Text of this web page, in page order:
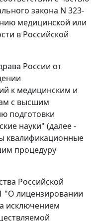
закона N 323-
медицинской или
в Российской
России от
к медицинским и
с высшим
подготовки
науки" (далее -
квалификационные
процедуру
Российской
"О лицензировании
исключением